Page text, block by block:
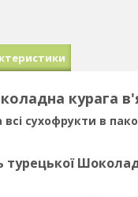
курага
сухофрукти в